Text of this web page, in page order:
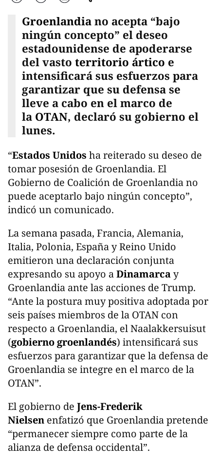
Groenlandiano acepta “bajo
ningún concepto” el deseo
estadounidense de apoderarse
del vasto territorio ártico e
intensificará sus esfuerzos para
garantizar que su defensa se
lleve a cabo en el marco de
la OTAN, declaró su gobierno el
lunes.
“Estados Unidos ha reiterado su deseo de
tomar posesión de Groenlandia. El
Gobierno de Coalición de Groenlandia no
puede aceptarlo bajo ningún concepto”,
indicó un comunicado.
La semana pasada, Francia, Alemania,
Italia, Polonia, España y Reino Unido
emitieron una declaración conjunta
expresando su apoyo aDinamarcay
Groenlandia ante las acciones de Trump.
“Ante la postura muy positiva adoptada por
seis países miembros de la OTAN con
respecto a Groenlandia, el Naalakkersuisut
(gobierno groenlandés) intensificará sus
esfuerzos para garantizar que la defensa de
Groenlandia se integre en el marco de la
OTAN”.
El gobierno de Jens-Frederik
Nielsen enfatizó que Groenlandia pretende
“permanecer siempre como parte de la
alianza de defensa occidental”.